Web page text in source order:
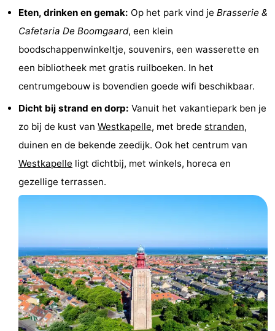
Zeeland
Schouwen-
Renesse
-
Brouwershaven
Bruinisse
Zierikzee
Haamstede
Nature
Kop
van
Walcheren
Veere
Eten, drinken en gemak: Op het park vind je Brasserie &
Cafetaria De Boomgaard, een klein
boodschappenwinkeltje, souvenirs, een wasserette en
een bibliotheek met gratis ruilboeken. In het
centrumgebouw is bovendien goede wifi beschikbaar.
Dicht bij strand en dorp: Vanuit het vakantiepark ben je
zo bij de kust van Westkapelle, met brede stranden,
duinen en de bekende zeedijk. Ook het centrum van
Westkapelle ligt dichtbij, met winkels, horeca en
gezellige terrassen.